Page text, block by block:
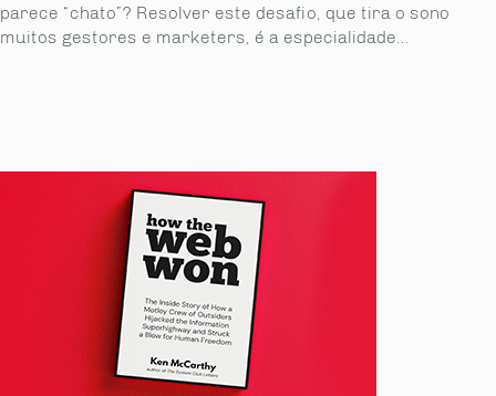
parece “chato”? Resolver este desafio, que tira o sono
muitos gestores e marketers, é a especialidade...